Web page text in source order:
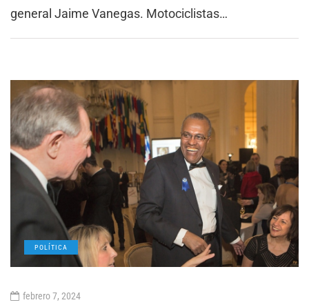
general Jaime Vanegas. Motociclistas…
POLÍTICA
febrero 7, 2024